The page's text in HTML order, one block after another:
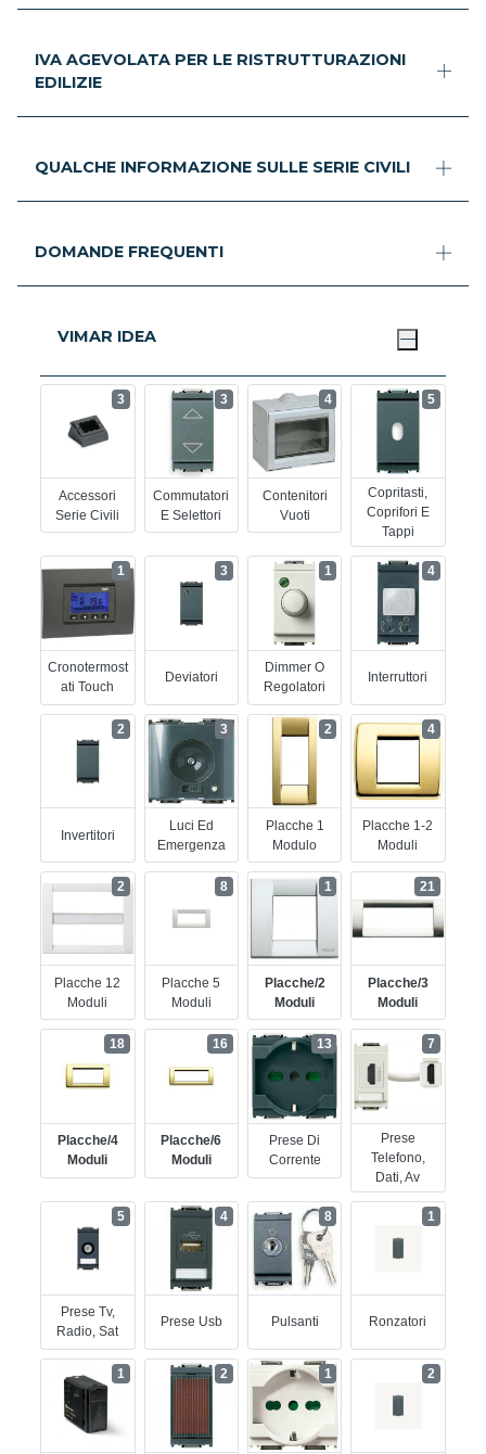
IVA AGEVOLATA PER LE RISTRUTTURAZIONI
EDILIZIE
QUALCHE INFORMAZIONE SULLE SERIE CIVILI
DOMANDE FREQUENTI
VIMAR IDEA
Accessori
Serie Civili
3
Commutatori
E Selettori
3
Contenitori
Vuoti
4
Copritasti,
Coprifori E
Tappi
5
Cronotermost
Ati Touch
1
Deviatori
3
Dimmer O
Regolatori
1
Interruttori
4
Invertitori
2
Luci Ed
Emergenza
3
Placche 1
Modulo
2
Placche 1-2
Moduli
4
Placche 12
Moduli
2
Placche 5
Moduli
8
Placche/2
Moduli
1
Placche/3
Moduli
21
Placche/4
Moduli
18
Placche/6
Moduli
16
Prese Di
Corrente
13
Prese
Telefono,
Dati, Av
7
Prese Tv,
Radio, Sat
5
Prese Usb
4
Pulsanti
8
Ronzatori
1
1 2 1 2